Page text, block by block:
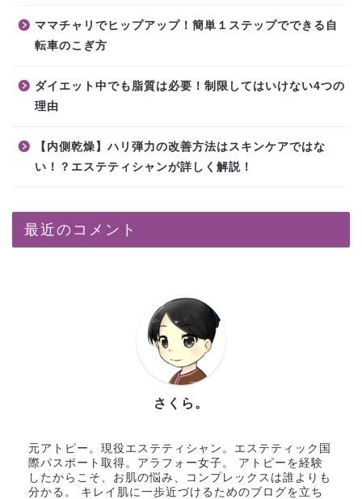
ママチャリでヒップアップ！簡単１ステップでできる自
転車のこぎ方
ダイエット中でも脂質は必要！制限してはいけない4つの
理由
【内側乾燥】ハリ弾力の改善方法はスキンケアではな
い！？エステティシャンが詳しく解説！
最近のコメント
さくら。
元アトピー。現役エステティシャン。エステティック国
際パスポート取得。アラフォー女子。 アトピーを経験
したからこそ、お肌の悩み、コンプレックスは誰よりも
分かる。 キレイ肌に一歩近づけるためのブログを立ち